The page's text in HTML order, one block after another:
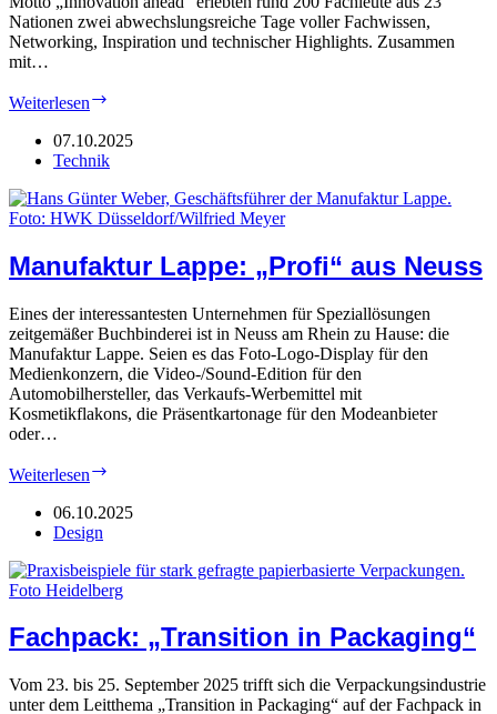
Nationen zwei abwechslungsreiche Tage voller Fachwissen,
Networking, Inspiration und technischer Highlights. Zusammen
mit…
Weiterlesen
einen
Schritt
07.10.2025
Technik
Manufaktur Lappe: „Profi“ aus Neuss
Eines der interessantesten Unternehmen für Speziallösungen
zeitgemäßer Buchbinderei ist in Neuss am Rhein zu Hause: die
Manufaktur Lappe. Seien es das Foto-Logo-Display für den
Medienkonzern, die Video-/Sound-Edition für den
Automobilhersteller, das Verkaufs-Werbemittel mit
Kosmetikflakons, die Präsentkartonage für den Modeanbieter
oder…
Weiterlesen
„Profi“
06.10.2025
Design
Fachpack: „Transition in Packaging“
Vom 23. bis 25. September 2025 trifft sich die Verpackungsindustrie
unter dem Leitthema „Transition in Packaging“ auf der Fachpack in